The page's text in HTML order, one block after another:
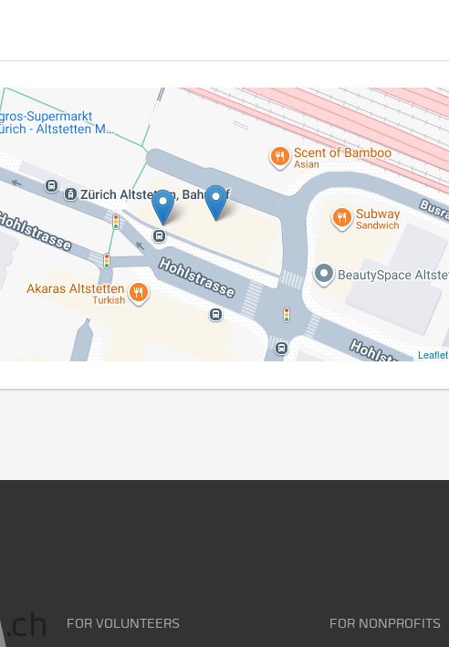
Leaflet
FOR VOLUNTEERS FOR NONPROFITS